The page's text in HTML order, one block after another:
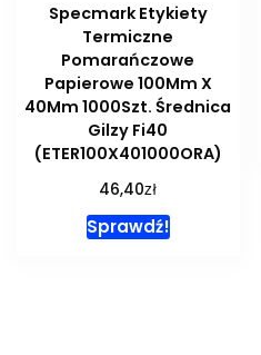
Specmark Etykiety
Termiczne
Pomarańczowe
Papierowe 100Mm X
40Mm 1000Szt. Średnica
Gilzy Fi40
(ETER100X401000ORA)
46,40zł
Sprawdź!